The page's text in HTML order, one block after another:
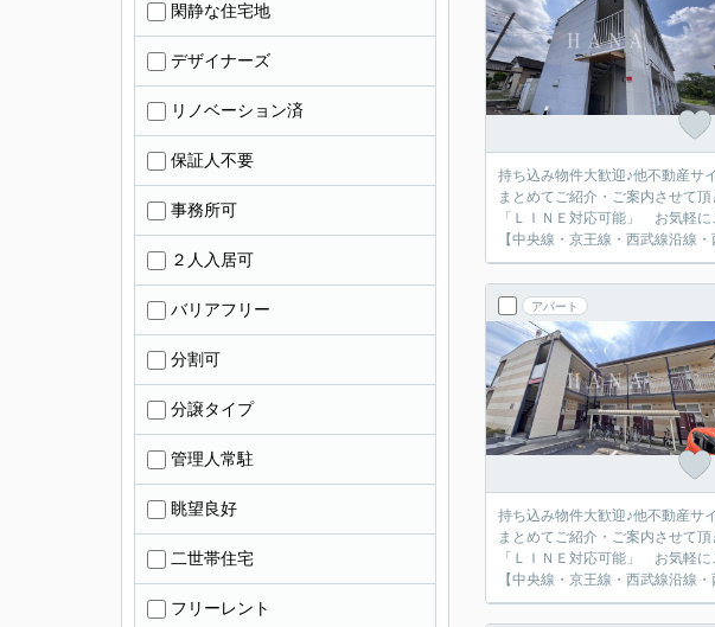
持ち込み物件大歓迎♪他不動産サ
まとめてご紹介・ご案内させて
「ＬＩＮＥ対応可能」 お気軽
【中央線・京王線・西武線沿線
アパート
持ち込み物件大歓迎♪他不動産サ
まとめてご紹介・ご案内させて
「ＬＩＮＥ対応可能」 お気軽
【中央線・京王線・西武線沿線
閑静な住宅地
デザイナーズ
リノベーション済
保証人不要
事務所可
２人入居可
バリアフリー
分割可
分譲タイプ
管理人常駐
眺望良好
二世帯住宅
フリーレント